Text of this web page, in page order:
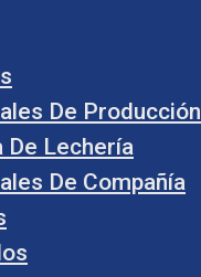
De Producción
De Lechería
De Compañía